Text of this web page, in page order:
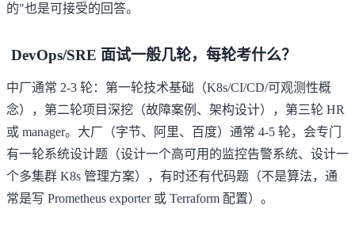
的"也是可接受的回答。
DevOps/SRE 面试一般几轮，每轮考什么？
中厂通常 2-3 轮：第一轮技术基础（K8s/CI/CD/可观测性概
念），第二轮项目深挖（故障案例、架构设计），第三轮 HR
或 manager。大厂（字节、阿里、百度）通常 4-5 轮，会专门
有一轮系统设计题（设计一个高可用的监控告警系统、设计一
个多集群 K8s 管理方案），有时还有代码题（不是算法，通
常是写 Prometheus exporter 或 Terraform 配置）。